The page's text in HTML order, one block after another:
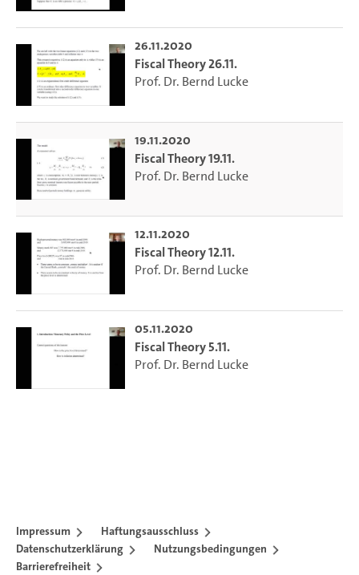
26.11.2020
Fiscal Theory 26.11.
Prof. Dr. Bernd Lucke
19.11.2020
Fiscal Theory 19.11.
Prof. Dr. Bernd Lucke
12.11.2020
Fiscal Theory 12.11.
Prof. Dr. Bernd Lucke
05.11.2020
Fiscal Theory 5.11.
Prof. Dr. Bernd Lucke
Impressum
Haftungsausschluss
Datenschutzerklärung
Nutzungsbedingungen
Barrierefreiheit